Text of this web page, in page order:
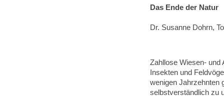
Das Ende der Natur
Dr. Susanne Dohrn,
Zahllose Wiesen- und
Insekten und
wenigen Jahrzehnten
selbstverständlich zu